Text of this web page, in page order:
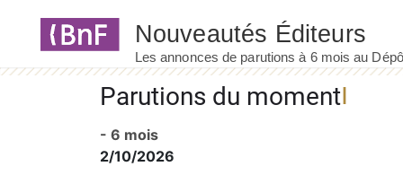
Parutions du moment
- 6 mois
2/10/2026